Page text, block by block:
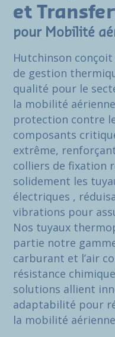
et
pour Mobilité
Hutchinson
de gestion
qualité pour le
la mobilité
protection contre
composants
extrême,
colliers de fixation
solidement les
électriques ,
vibrations pour
Nos tuyaux
partie notre
carburant et l’air
résistance
solutions allient
adaptabilité pour
la mobilité